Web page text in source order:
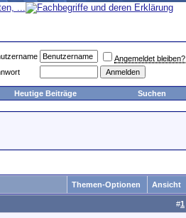
Angemeldet bleiben?
Heutige Beiträge Suchen
Themen-Optionen Ansicht
#1